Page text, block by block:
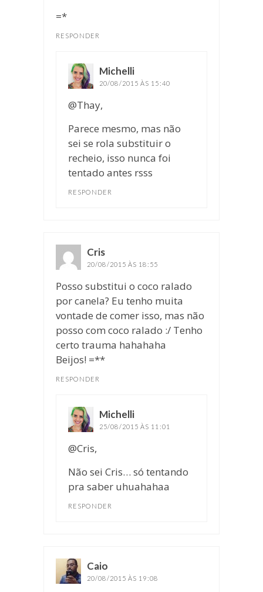
=*
RESPONDER
Michelli
20/08/2015 ÀS 15:40
@Thay,
Parece mesmo, mas não
sei se rola substituir o
recheio, isso nunca foi
tentado antes rsss
RESPONDER
Cris
20/08/2015 ÀS 18:55
Posso substitui o coco ralado
por canela? Eu tenho muita
vontade de comer isso, mas não
posso com coco ralado :/ Tenho
certo trauma hahahaha
Beijos! =**
RESPONDER
Michelli
25/08/2015 ÀS 11:01
@Cris,
Não sei Cris… só tentando
pra saber uhuahahaa
RESPONDER
Caio
20/08/2015 ÀS 19:08